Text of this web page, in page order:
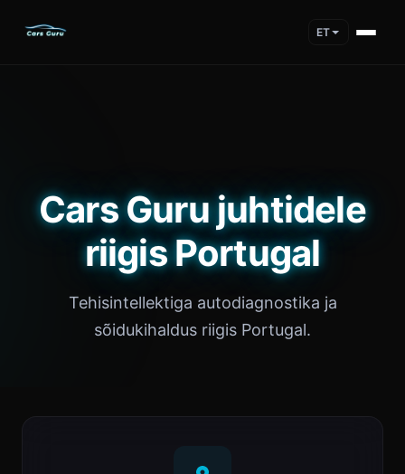
ET
Cars Guru juhtidele
riigis Portugal
Tehisintellektiga autodiagnostika ja
sõidukihaldus riigis Portugal.